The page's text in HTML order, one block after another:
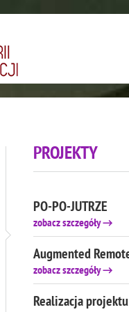
PROJEKTY
PO-PO-JUTRZE
zobacz szczegóły→
ŹRÓDŁO
Europejski Fundusz
Augmented
zobacz szczegóły→
ŹRÓDŁO
Realizacja